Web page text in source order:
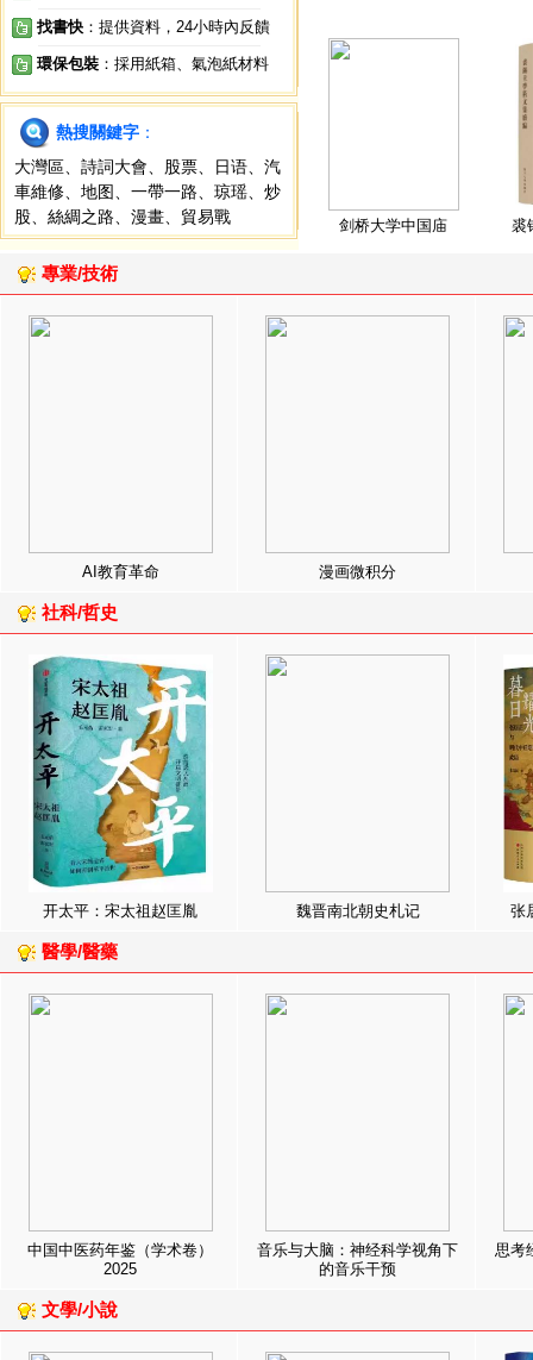
找書快 ：提供資料，24小時內反饋
環保包裝 ：採用紙箱、氣泡紙材料
熱搜關鍵字 ：
大灣區
詩詞大會 股票 日语
汽
車維修
地图 一帶一路 琼瑶
炒
股
絲綢之路 漫畫 貿易戰 剑桥大学中国庙 裘
專業/技術
AI教育革命 漫画微积分
社科/哲史
开太平：宋太祖赵匡胤 魏晋南北朝史札记 张
醫學/醫藥
中国中医药年鉴（学术卷）
2025
音乐与大脑：神经科学视角下
的音乐干预
思考
文學/小說